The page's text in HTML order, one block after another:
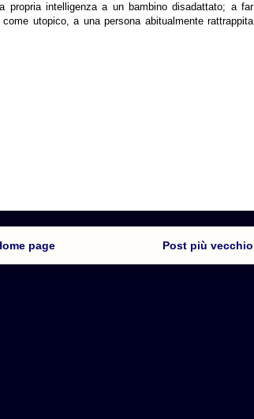
propria intelligenza a un bambino disadattato; a far
utopico, a una persona abitualmente rattrappita
Post più vecchio
page